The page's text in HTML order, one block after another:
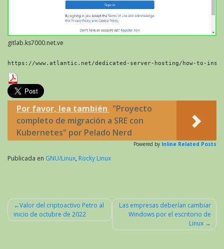
gitlab.ks7000.net.ve
https://www.atlantic.net/dedicated-server-hosting/how-to-
Por favor, lea también "Proyecto
completo de migración a SRE con
Kubernetes" por Pelado Nerd
Powered by Inline Related Posts
Publicada en GNU/Linux, Rocky Linux
Navegación
Valor del criptoactivo Petro al
inicio de octubre de 2022
Las empresas deberían cambiar
Windows por el escritorio de
Linux